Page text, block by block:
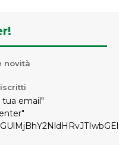
novità
tua email"